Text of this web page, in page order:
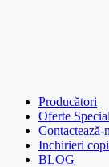
Producători
Oferte
Contactează-
Inchirieri
BLOG